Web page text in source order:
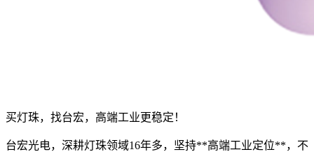
买灯珠，找台宏，高端工业更稳定！
台宏光电，深耕灯珠领域16年多，坚持**高端工业定位**，不